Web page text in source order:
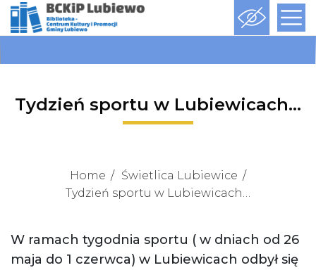
Tydzień sportu w Lubiewicach…
Home
Świetlica Lubiewice
Tydzień sportu w Lubiewicach…
W ramach tygodnia sportu ( w dniach od 26
maja do 1 czerwca) w Lubiewicach odbył się